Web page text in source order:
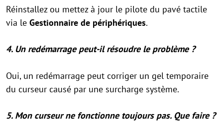
Réinstallez ou mettez à jour le pilote du pavé tactile
via le Gestionnaire de périphériques.
4. Un redémarrage peut-il résoudre le problème ?
Oui, un redémarrage peut corriger un gel temporaire
du curseur causé par une surcharge système.
5. Mon curseur ne fonctionne toujours pas. Que faire ?